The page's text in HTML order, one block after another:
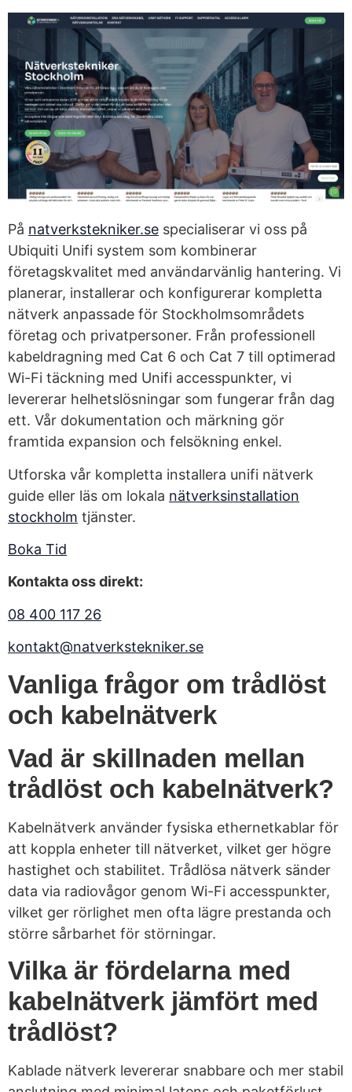
På natverkstekniker.se specialiserar vi oss på
Ubiquiti Unifi system som kombinerar
företagskvalitet med användarvänlig hantering. Vi
planerar, installerar och konfigurerar kompletta
nätverk anpassade för Stockholmsområdets
företag och privatpersoner. Från professionell
kabeldragning med Cat 6 och Cat 7 till optimerad
Wi-Fi täckning med Unifi accesspunkter, vi
levererar helhetslösningar som fungerar från dag
ett. Vår dokumentation och märkning gör
framtida expansion och felsökning enkel.
Utforska vår kompletta installera unifi nätverk
guide eller läs om lokala nätverksinstallation
stockholm tjänster.
Boka Tid
Kontakta oss direkt:
08 400 117 26
kontakt@natverkstekniker.se
Vanliga frågor om trådlöst
och kabelnätverk
Vad är skillnaden mellan
trådlöst och kabelnätverk?
Kabelnätverk använder fysiska ethernetkablar för
att koppla enheter till nätverket, vilket ger högre
hastighet och stabilitet. Trådlösa nätverk sänder
data via radiovågor genom Wi-Fi accesspunkter,
vilket ger rörlighet men ofta lägre prestanda och
större sårbarhet för störningar.
Vilka är fördelarna med
kabelnätverk jämfört med
trådlöst?
Kablade nätverk levererar snabbare och mer stabil